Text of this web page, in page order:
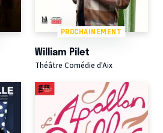
PROCHAINEMENT
William Pilet
Théâtre Comédie d'Aix